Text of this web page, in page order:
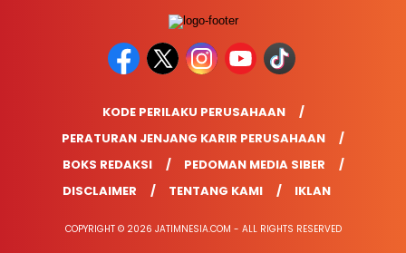
KODE PERILAKU PERUSAHAAN
PERATURAN JENJANG KARIR PERUSAHAAN
BOKS REDAKSI
PEDOMAN MEDIA SIBER
DISCLAIMER
TENTANG KAMI IKLAN
COPYRIGHT © 2026 JATIMNESIA.COM - ALL RIGHTS RESERVED